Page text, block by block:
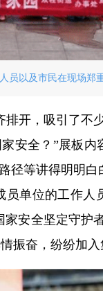
员以及市民在现场郑
开，吸引了不
安全？”展板
径等讲得明明白
单位的工作人
安全坚定守护
振奋，纷纷加入